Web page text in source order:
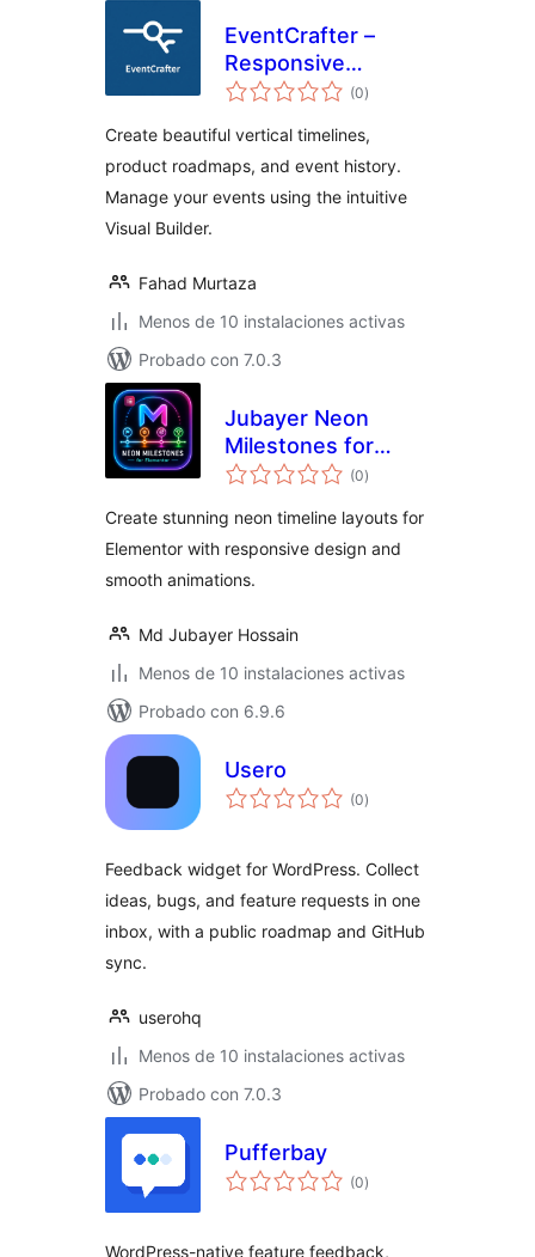
EventCrafter –
Responsive
Timelines,
Events Builder
(0valoraciones
en
)
Create beautiful vertical timelines,
product roadmaps, and event history.
Manage your events using the intuitive
Visual Builder.
Fahad Murtaza
Menos de 10 instalaciones activas
Probado con 7.0.3
Jubayer Neon
Milestones for
Elementor
(0valoraciones
en
)
Create stunning neon timeline layouts for
Elementor with responsive design and
smooth animations.
Md Jubayer Hossain
Menos de 10 instalaciones activas
Probado con 6.9.6
Usero
(0valoraciones
en
)
Feedback widget for WordPress. Collect
ideas, bugs, and feature requests in one
inbox, with a public roadmap and GitHub
sync.
userohq
Menos de 10 instalaciones activas
Probado con 7.0.3
Pufferbay
(0valoraciones
en
)
WordPress-native feature feedback,